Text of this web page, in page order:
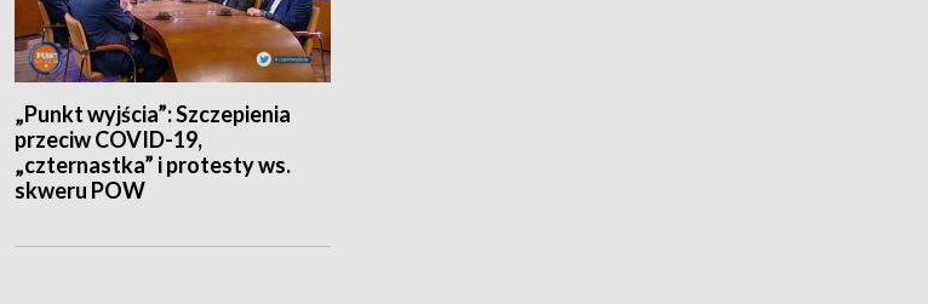
„Punkt wyjścia”: Szczepienia
przeciw COVID-19,
„czternastka” i protesty ws.
skweru POW